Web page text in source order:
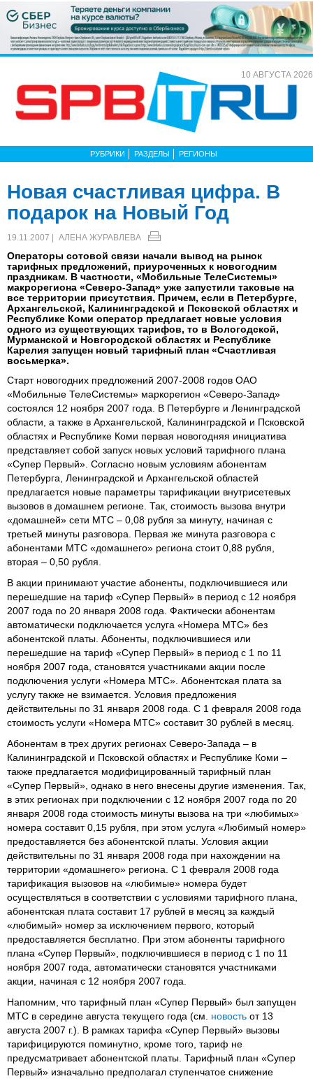
10 АВГУСТА 2026
РУБРИКИ РАЗДЕЛЫ РЕГИОНЫ
Новая счастливая цифра. В
подарок на Новый Год
19.11.2007 | АЛЕНА ЖУРАВЛЕВА
Операторы сотовой связи начали вывод на рынок
тарифных предложений, приуроченных к новогодним
праздникам. В частности, «Мобильные ТелеСистемы»
макрорегиона «Северо-Запад» уже запустили таковые на
все территории присутствия. Причем, если в Петербурге,
Архангельской, Калининградской и Псковской областях и
Республике Коми оператор предлагает новые условия
одного из существующих тарифов, то в Вологодской,
Мурманской и Новгородской областях и Республике
Карелия запущен новый тарифный план «Счастливая
восьмерка».
Старт новогодних предложений 2007-2008 годов ОАО
«Мобильные ТелеСистемы» маркорегион «Северо-Запад»
состоялся 12 ноября 2007 года. В Петербурге и Ленинградской
области, а также в Архангельской, Калининградской и Псковской
областях и Республике Коми первая новогодняя инициатива
представляет собой запуск новых условий тарифного плана
«Супер Первый». Согласно новым условиям абонентам
Петербурга, Ленинградской и Архангельской областей
предлагается новые параметры тарификации внутрисетевых
вызовов в домашнем регионе. Так, стоимость вызова внутри
«домашней» сети МТС – 0,08 рубля за минуту, начиная с
третьей минуты разговора. Первая же минута разговора с
абонентами МТС «домашнего» региона стоит 0,88 рубля,
вторая – 0,50 рубля.
В акции принимают участие абоненты, подключившиеся или
перешедшие на тариф «Супер Первый» в период с 12 ноября
2007 года по 20 января 2008 года. Фактически абонентам
автоматически подключается услуга «Номера МТС» без
абонентской платы. Абоненты, подключившиеся или
перешедшие на тариф «Супер Первый» в период с 1 по 11
ноября 2007 года, становятся участниками акции после
подключения услуги «Номера МТС». Абонентская плата за
услугу также не взимается. Условия предложения
действительны по 31 января 2008 года. С 1 февраля 2008 года
стоимость услуги «Номера МТС» составит 30 рублей в месяц.
Абонентам в трех других регионах Северо-Запада – в
Калининградской и Псковской областях и Республике Коми –
также предлагается модифицированный тарифный план
«Супер Первый», однако в него внесены другие изменения. Так,
в этих регионах при подключении с 12 ноября 2007 года по 20
января 2008 года стоимость минуты вызова на три «любимых»
номера составит 0,15 рубля, при этом услуга «Любимый номер»
предоставляется без абонентской платы. Условия акции
действительны по 31 января 2008 года при нахождении на
территории «домашнего» региона. С 1 февраля 2008 года
тарификация вызовов на «любимые» номера будет
осуществляться в соответствии с условиями тарифного плана,
абонентская плата составит 17 рублей в месяц за каждый
«любимый» номер за исключением первого, который
предоставляется бесплатно. При этом абоненты тарифного
плана «Супер Первый», подключившиеся в период с 1 по 11
ноября 2007 года, автоматически становятся участниками
акции, начиная с 12 ноября 2007 года.
Напомним, что тарифный план «Супер Первый» был запущен
МТС в середине августа текущего года (см. новость от 13
августа 2007 г.). В рамках тарифа «Супер Первый» вызовы
тарифицируются поминутно, кроме того, тариф не
предусматривает абонентской платы. Тарифный план «Супер
Первый» изначально предполагал ступенчатое снижение